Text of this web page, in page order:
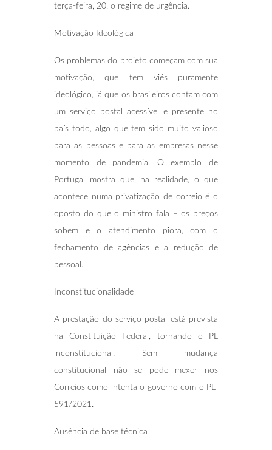
terça-feira, 20, o regime de urgência.
Motivação Ideológica
Os problemas do projeto começam com sua
motivação, que tem viés puramente
ideológico, já que os brasileiros contam com
um serviço postal acessível e presente no
país todo, algo que tem sido muito valioso
para as pessoas e para as empresas nesse
momento de pandemia. O exemplo de
Portugal mostra que, na realidade, o que
acontece numa privatização de correio é o
oposto do que o ministro fala – os preços
sobem e o atendimento piora, com o
fechamento de agências e a redução de
pessoal.
Inconstitucionalidade
A prestação do serviço postal está prevista
na Constituição Federal, tornando o PL
inconstitucional. Sem mudança
constitucional não se pode mexer nos
Correios como intenta o governo com o PL-
591/2021.
Ausência de base técnica